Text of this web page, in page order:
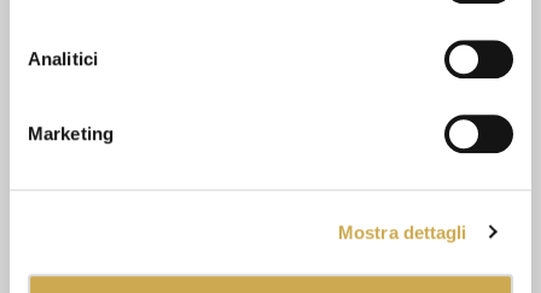
Analitici
Marketing
Mostra dettagli